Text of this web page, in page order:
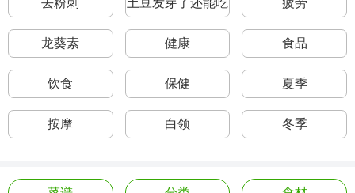
去粉刺
土豆发芽了还能吃
吗
疲劳
龙葵素 健康 食品
饮食 保健 夏季
按摩 白领 冬季